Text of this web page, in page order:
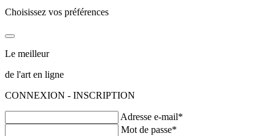
Choisissez vos préférences
Le meilleur
de l'art en ligne
CONNEXION - INSCRIPTION
Adresse e-mail*
Mot de passe*